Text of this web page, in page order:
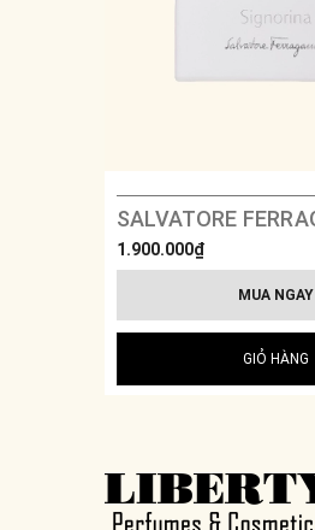
1.900.000₫
MUA NGAY
GIỎ HÀNG